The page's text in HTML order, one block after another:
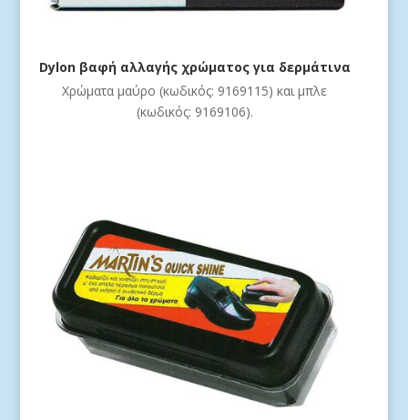
Dylon βαφή αλλαγής χρώματος για δερμάτινα
Χρώματα μαύρο (κωδικός: 9169115) και μπλε
(κωδικός: 9169106).